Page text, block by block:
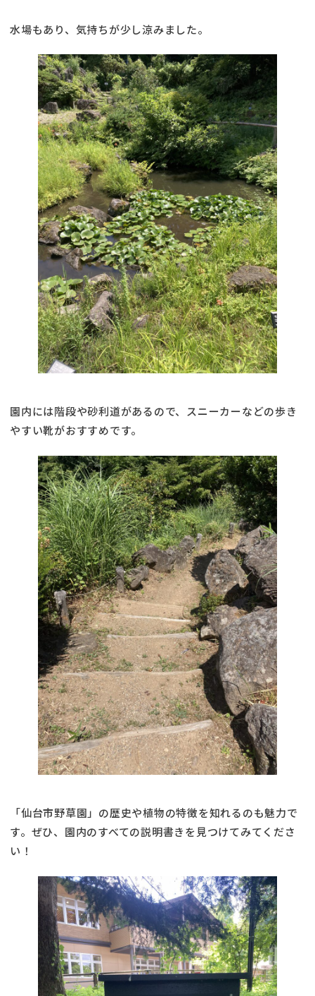
水場もあり、気持ちが少し涼みました。
園内には階段や砂利道があるので、スニーカーなどの歩き
やすい靴がおすすめです。
「仙台市野草園」の歴史や植物の特徴を知れるのも魅力で
す。ぜひ、園内のすべての説明書きを見つけてみてくださ
い！